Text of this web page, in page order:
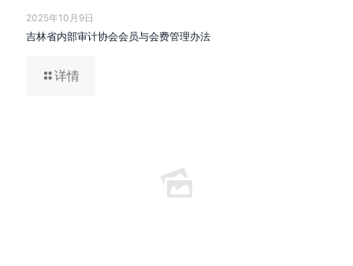
2025年10月9日
吉林省内部审计协会会员与会费管理办法
详情